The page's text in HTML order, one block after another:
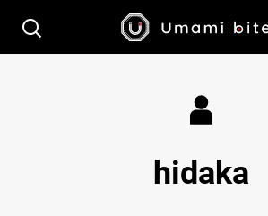
hidaka